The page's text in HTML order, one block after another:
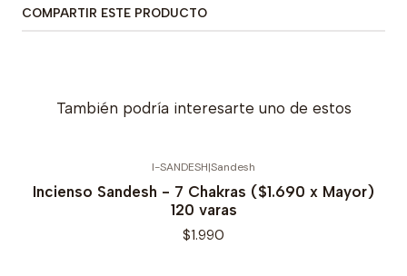
COMPARTIR ESTE PRODUCTO
También podría interesarte uno de estos
I-SANDESH|Sandesh
Incienso Sandesh - 7 Chakras ($1.690 x Mayor)
120 varas
$1.990